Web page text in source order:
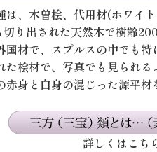
は、木曽桧、代用材(ホワイ
り出された天然木で樹齢
国材で、スプルスの中でも
桧材で、写真でも見られ
身と白身の混じった源平材
詳しくはこち